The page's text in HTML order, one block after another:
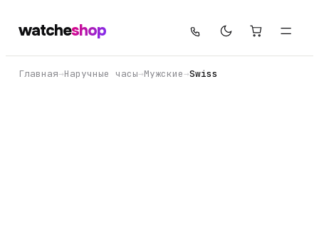
watcheshop
Главная→Наручные часы→Мужские→Swiss